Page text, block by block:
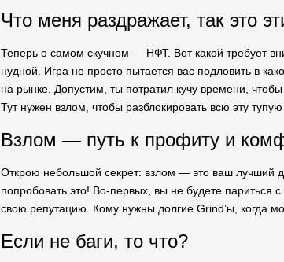
Что меня раздражает, так это
Теперь о самом скучном — НФТ. Вот какой требует
нудной. Игра не просто пытается вас подловить в
на рынке. Допустим, ты потратил кучу времени,
Тут нужен взлом, чтобы разблокировать всю эту
Взлом — путь к профиту и
Открою небольшой секрет: взлом — это ваш лучший
попробовать это! Во-первых, вы не будете париться
свою репутацию. Кому нужны долгие Grind’ы, когда
Если не баги, то что?